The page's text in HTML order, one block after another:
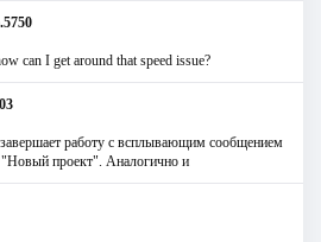
can I get around that speed issue?
работу с всплывающим сообщением
проект". Аналогично и